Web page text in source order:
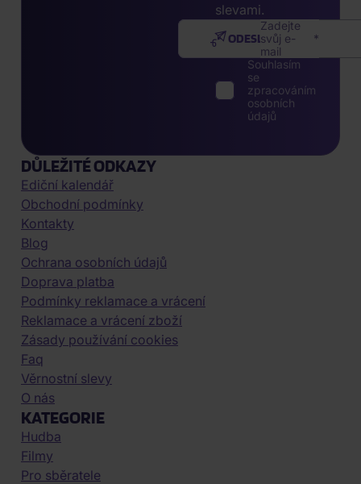
slevami.
Zadejte
svůj e-
mail
ODESLAT
Souhlasím
se
zpracováním
osobních
údajů
DŮLEŽITÉ ODKAZY
Ediční kalendář
Obchodní podmínky
Kontakty
Blog
Ochrana osobních údajů
Doprava platba
Podmínky reklamace a vrácení
Reklamace a vrácení zboží
Zásady používání cookies
Faq
Věrnostní slevy
O nás
KATEGORIE
Hudba
Filmy
Pro sběratele